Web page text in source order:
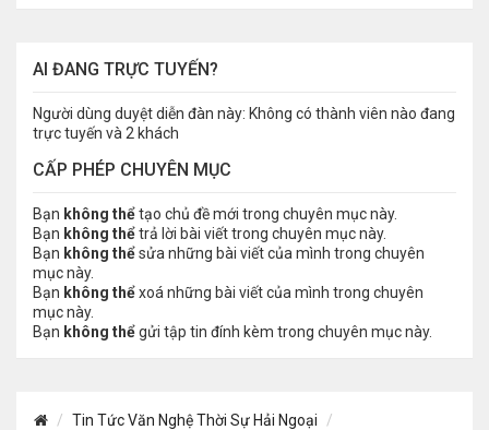
AI ĐANG TRỰC TUYẾN?
Người dùng duyệt diễn đàn này: Không có thành viên nào đang
trực tuyến và 2 khách
CẤP PHÉP CHUYÊN MỤC
Bạn không thểtạo chủ đề mới trong chuyên mục này.
Bạn không thểtrả lời bài viết trong chuyên mục này.
Bạn không thểsửa những bài viết của mình trong chuyên
mục này.
Bạn không thểxoá những bài viết của mình trong chuyên
mục này.
Bạn không thểgửi tập tin đính kèm trong chuyên mục này.
Tin Tức Văn Nghệ Thời Sự Hải Ngoại